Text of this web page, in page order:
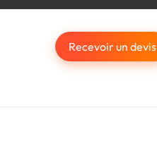
Recevoir un devis